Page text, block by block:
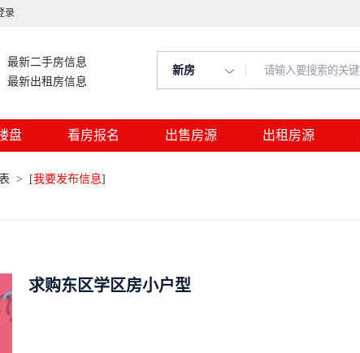
录
最新二手房信息
最新出租房信息
新房
盘 看房报名 出售房源 出租房源
> [我要发布信息]
求购东区学区房小户型